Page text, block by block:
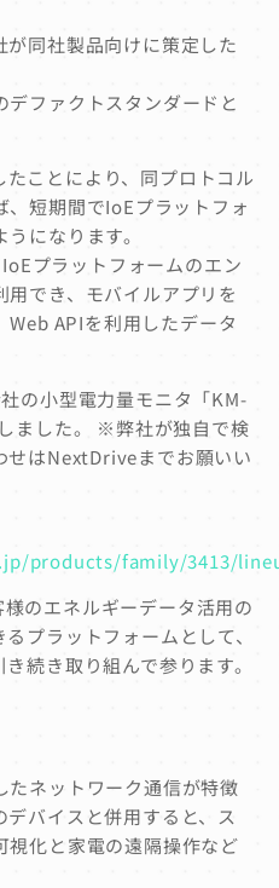
同社製品向けに策定した
ファクトスタンダードと
ことにより、同プロトコル
、短期間でIoEプラットフォ
になります。
プラットフォームのエン
用でき、モバイルアプリを
APIを利用したデータ
の小型電力量モニタ「KM-
ました。 ※弊社が独自で検
せはNextDriveまでお願いい
products/family/3413/
のエネルギーデータ活用の
プラットフォームとして、
続き取り組んで参ります。
ネットワーク通信が特徴
バイスと併用すると、ス
視化と家電の遠隔操作など